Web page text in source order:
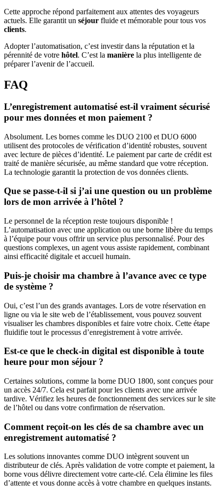
Cette approche répond parfaitement aux attentes des voyageurs
actuels. Elle garantit un séjour fluide et mémorable pour tous vos
clients.
Adopter l’automatisation, c’est investir dans la réputation et la
pérennité de votre hôtel. C’est la manière la plus intelligente de
préparer l’avenir de l’accueil.
FAQ
L’enregistrement automatisé est-il vraiment sécurisé
pour mes données et mon paiement ?
Absolument. Les bornes comme les DUO 2100 et DUO 6000
utilisent des protocoles de vérification d’identité robustes, souvent
avec lecture de pièces d’identité. Le paiement par carte de crédit est
traité de manière sécurisée, au même standard que votre réception.
La technologie garantit la protection de vos données clients.
Que se passe-t-il si j’ai une question ou un problème
lors de mon arrivée à l’hôtel ?
Le personnel de la réception reste toujours disponible !
L’automatisation avec une application ou une borne libère du temps
à l’équipe pour vous offrir un service plus personnalisé. Pour des
questions complexes, un agent vous assiste rapidement, combinant
ainsi efficacité digitale et accueil humain.
Puis-je choisir ma chambre à l’avance avec ce type
de système ?
Oui, c’est l’un des grands avantages. Lors de votre réservation en
ligne ou via le site web de l’établissement, vous pouvez souvent
visualiser les chambres disponibles et faire votre choix. Cette étape
fluidifie tout le processus d’enregistrement à votre arrivée.
Est-ce que le check-in digital est disponible à toute
heure pour mon séjour ?
Certaines solutions, comme la borne DUO 1800, sont conçues pour
un accès 24/7. Cela est parfait pour les clients avec une arrivée
tardive. Vérifiez les heures de fonctionnement des services sur le site
de l’hôtel ou dans votre confirmation de réservation.
Comment reçoit-on les clés de sa chambre avec un
enregistrement automatisé ?
Les solutions innovantes comme DUO intègrent souvent un
distributeur de clés. Après validation de votre compte et paiement, la
borne vous délivre directement votre carte-clé. Cela élimine les files
d’attente et vous donne accès à votre chambre en quelques instants.